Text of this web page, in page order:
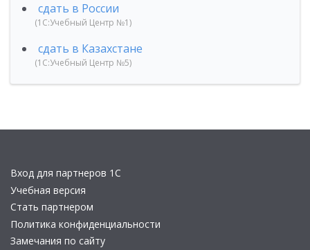
сдать в России
(1С:Учебный Центр №1)
сдать в Казахстане
(1С:Учебный Центр №5)
Вход для партнеров 1С
Учебная версия
Стать партнером
Политика конфиденциальности
Замечания по сайту